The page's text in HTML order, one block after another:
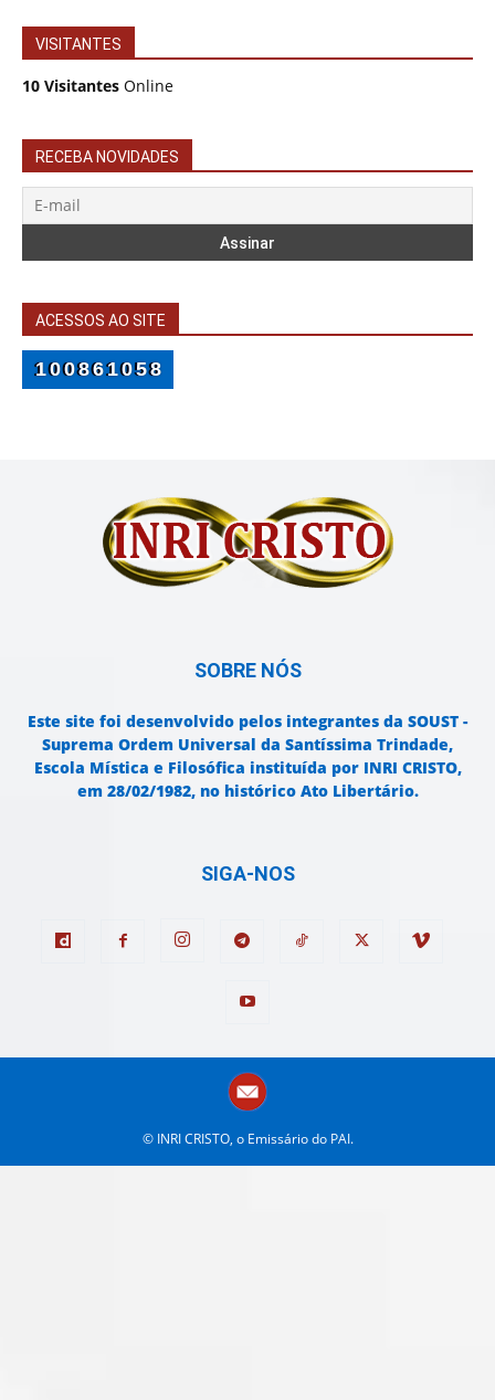
VISITANTES
10 Visitantes Online
RECEBA NOVIDADES
ACESSOS AO SITE
100861058
SOBRE NÓS
Este site foi desenvolvido pelos integrantes da SOUST -
Suprema Ordem Universal da Santíssima Trindade,
Escola Mística e Filosófica instituída por INRI CRISTO,
em 28/02/1982, no histórico Ato Libertário.
SIGA-NOS
© INRI CRISTO, o Emissário do PAI.